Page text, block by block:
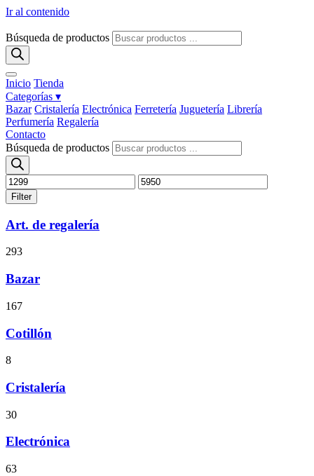
Ir al contenido
Búsqueda de productos
Inicio Tienda
Categorías ▾
Bazar Cristalería Electrónica Ferretería Juguetería Librería
Perfumería Regalería
Contacto
Búsqueda de productos
Filter
Art. de regalería
293
Bazar
167
Cotillón
8
Cristalería
30
Electrónica
63